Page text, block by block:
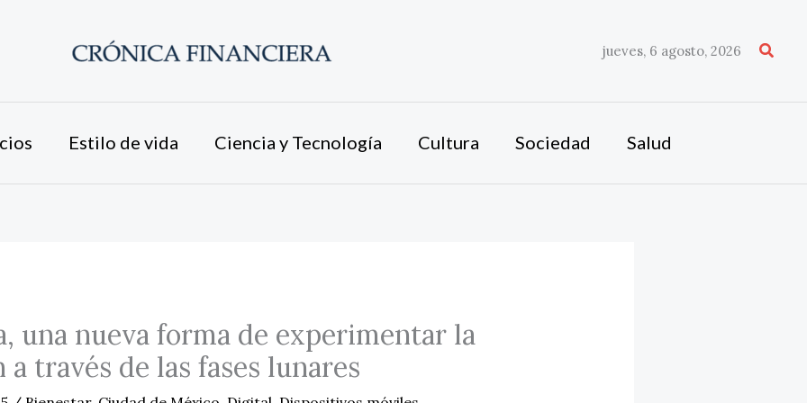
jueves, 6 agosto, 2026
Estilo de vida Ciencia y Tecnología Cultura Sociedad Salud
una nueva forma de experimentar la
través de las fases lunares